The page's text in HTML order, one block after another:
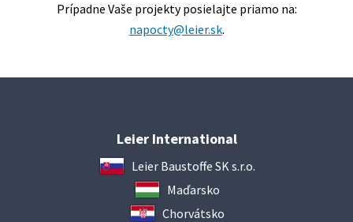
Prípadne Vaše projekty posielajte priamo na:
napocty@leier.sk.
Leier International
Leier Baustoffe SK s.r.o.
Maďarsko
Chorvátsko